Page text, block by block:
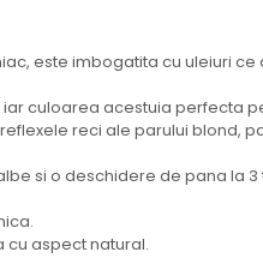
este imbogatita cu uleiuri ce
culoarea acestuia perfecta
reci ale parului blond,
si o deschidere de pana la
aspect natural.